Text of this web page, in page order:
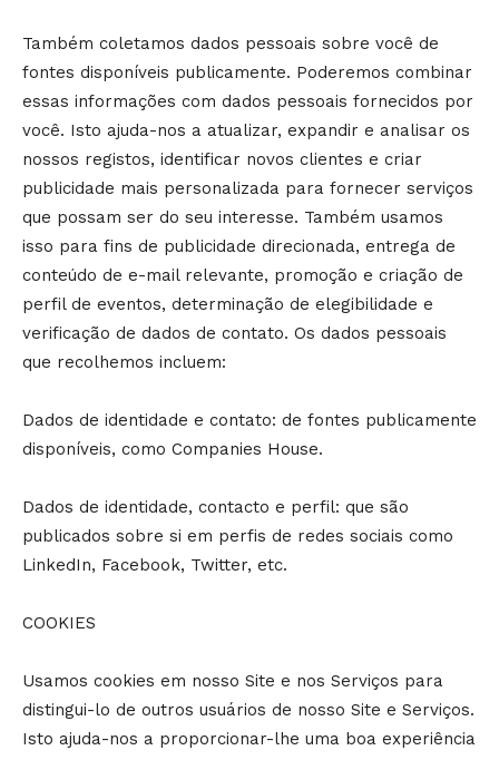
Também coletamos dados pessoais sobre você de
fontes disponíveis publicamente. Poderemos combinar
essas informações com dados pessoais fornecidos por
você. Isto ajuda-nos a atualizar, expandir e analisar os
nossos registos, identificar novos clientes e criar
publicidade mais personalizada para fornecer serviços
que possam ser do seu interesse. Também usamos
isso para fins de publicidade direcionada, entrega de
conteúdo de e-mail relevante, promoção e criação de
perfil de eventos, determinação de elegibilidade e
verificação de dados de contato. Os dados pessoais
que recolhemos incluem:
Dados de identidade e contato: de fontes publicamente
disponíveis, como Companies House.
Dados de identidade, contacto e perfil: que são
publicados sobre si em perfis de redes sociais como
LinkedIn, Facebook, Twitter, etc.
COOKIES
Usamos cookies em nosso Site e nos Serviços para
distingui-lo de outros usuários de nosso Site e Serviços.
Isto ajuda-nos a proporcionar-lhe uma boa experiência